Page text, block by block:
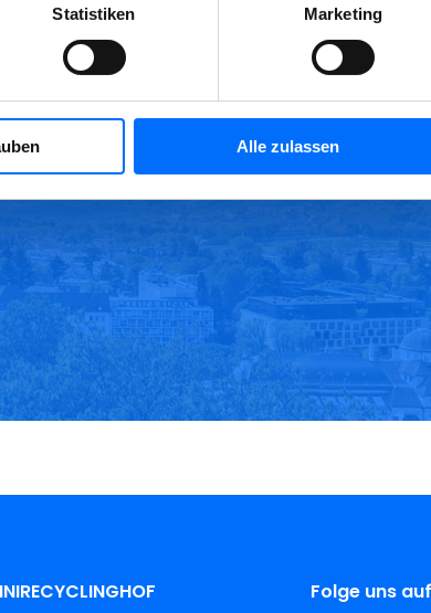
Statistiken Marketing
Alle zulassen
Umwelt
Folge uns auf